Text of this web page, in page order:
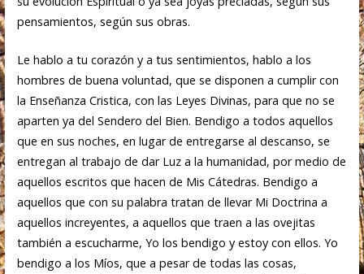
pensamientos, según sus obras.
Le hablo a tu corazón y a tus sentimientos, hablo a los
hombres de buena voluntad, que se disponen a cumplir con
la Enseñanza Cristica, con las Leyes Divinas, para que no se
aparten ya del Sendero del Bien. Bendigo a todos aquellos
que en sus noches, en lugar de entregarse al descanso, se
entregan al trabajo de dar Luz a la humanidad, por medio de
aquellos escritos que hacen de Mis Cátedras. Bendigo a
aquellos que con su palabra tratan de llevar Mi Doctrina a
aquellos increyentes, a aquellos que traen a las ovejitas
también a escucharme, Yo los bendigo y estoy con ellos. Yo
bendigo a los Míos, que a pesar de todas las cosas,